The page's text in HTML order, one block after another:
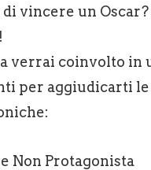
vincere un Oscar?
verrai coinvolto in
per aggiudicarti le
Non Protagonista